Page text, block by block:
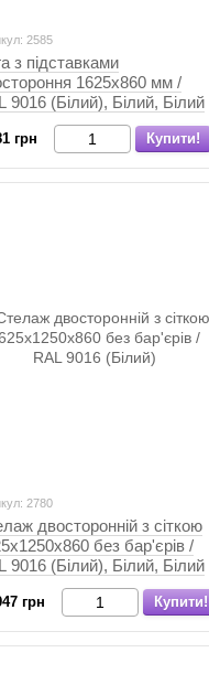
2585
з підставками
1625х860 мм /
9016 (Білий), Білий, Білий
грн Купити!
2780
двосторонній з сіткою
без бар'єрів /
9016 (Білий), Білий, Білий
грн Купити!